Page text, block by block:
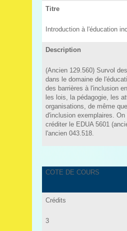
Titre
Introduction à l'éducation
Description
(Ancien 129.560) Survol
dans le domaine de
des barrières à l'inclusion
les lois, la pédagogie, les
organisations, de même
d'inclusion exemplaires.
créditer le EDUA 5601
l'ancien 043.518.
COTE DE COURS
Crédits
3